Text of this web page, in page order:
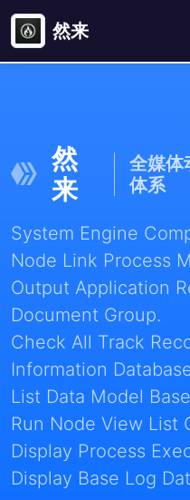
然来
然
来
全媒体
体系
System Engine
Node Link Process
Output Application
Document Group.
Check All Track
Information
List Data Model
Run Node View List
Display Process
Display Base Log